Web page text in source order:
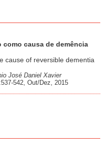
como causa de demência
cause of reversible dementia
José Daniel Xavier
542, Out/Dez, 2015